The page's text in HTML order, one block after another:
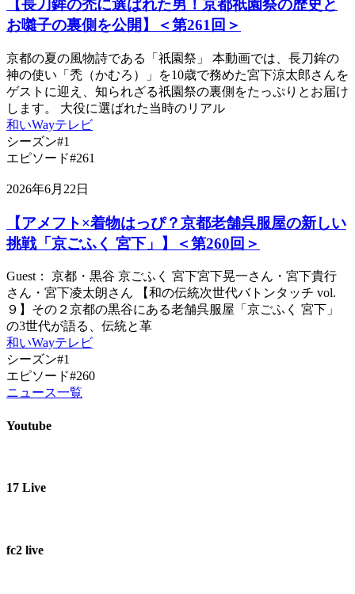
【長刀鉾の禿に選ばれた男！京都祇園祭の歴史と
お囃子の裏側を公開】＜第261回＞
京都の夏の風物詩である「祇園祭」 本動画では、長刀鉾の
神の使い「禿（かむろ）」を10歳で務めた宮下涼太郎さんを
ゲストに迎え、知られざる祇園祭の裏側をたっぷりとお届け
します。 大役に選ばれた当時のリアル
和いWayテレビ
シーズン#1
エピソード#261
2026年6月22日
【アメフト×着物はっぴ？京都老舗呉服屋の新しい
挑戦「京ごふく 宮下」】＜第260回＞
Guest： 京都・黒谷 京ごふく 宮下宮下晃一さん・宮下貴行
さん・宮下凌太朗さん 【和の伝統次世代バトンタッチ vol.
９】その２京都の黒谷にある老舗呉服屋「京ごふく 宮下」
の3世代が語る、伝統と革
和いWayテレビ
シーズン#1
エピソード#260
ニュース一覧
Youtube
17 Live
fc2 live